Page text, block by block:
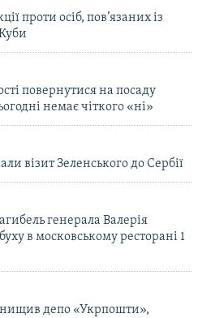
проти осіб, пов’язаних із
повернутися на посаду
немає чіткого «ні»
візит Зеленського до Сербії
генерала Валерія
в московському ресторані 1
депо «Укрпошти»,